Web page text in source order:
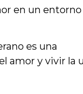
en un entorno
es una
amor y vivir la